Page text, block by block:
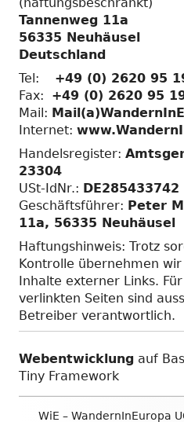
(haftungsbeschränkt)
Tannenweg 11a
56335 Neuhäusel
Deutschland
Tel: +49 (0) 2620 95
Fax: +49 (0) 2620 95
Mail:
Internet:
Handelsregister:
23304
USt-IdNr.: DE285433742
Geschäftsführer: Peter
11a, 56335 Neuhäusel
Haftungshinweis: Trotz
Kontrolle übernehmen
Inhalte externer Links.
verlinkten Seiten sind
Betreiber verantwortlich.
Webentwicklung auf
Tiny Framework
Footer
WiE – WandernInEuropa